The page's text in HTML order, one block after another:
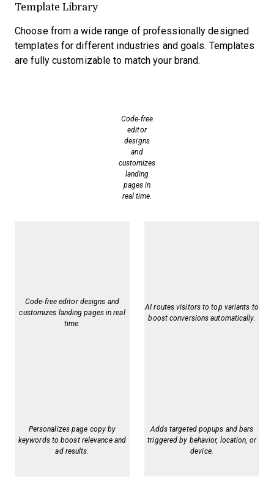
Template Library
Choose from a wide range of professionally designed
templates for different industries and goals. Templates
are fully customizable to match your brand.
Code-free
editor
designs
and
customizes
landing
pages in
real time.
Code-free editor designs and
customizes landing pages in real
time.
AI routes visitors to top variants to
boost conversions automatically.
Personalizes page copy by
keywords to boost relevance and
ad results.
Adds targeted popups and bars
triggered by behavior, location, or
device.